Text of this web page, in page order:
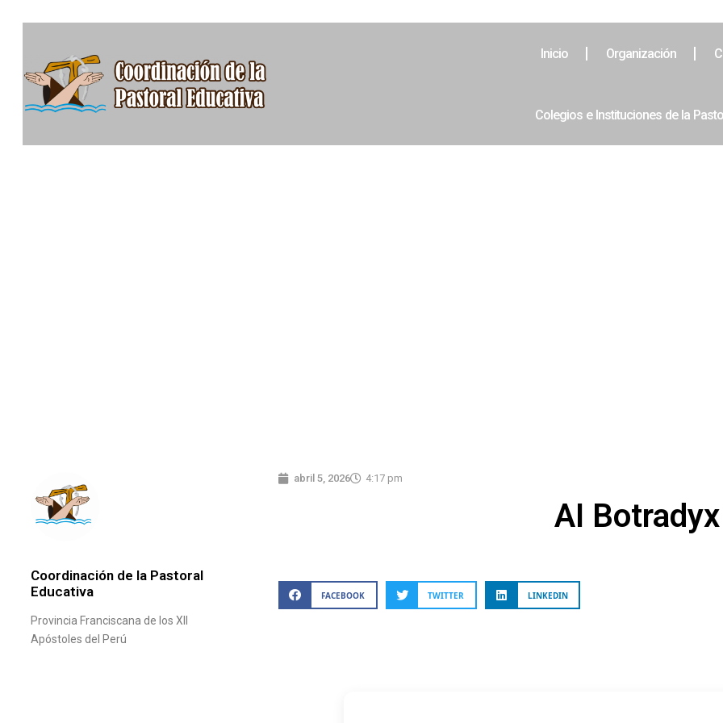
Inicio Organización
Colegios e Instituciones de la
Coordinación de la Pastoral
Educativa
Provincia Franciscana de los XII
Apóstoles del Perú
abril 5, 2026 4:17 pm
AI
FACEBOOK TWITTER LINKEDIN